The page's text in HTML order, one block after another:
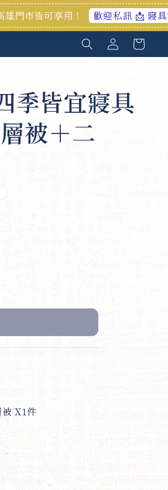
！ 歡迎私訊 📩 寢具客製化服務
季皆宜寢具
被＋二
X1件